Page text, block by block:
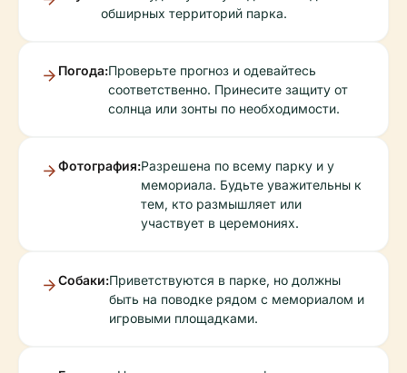
обширных территорий парка.
Погода:Проверьте прогноз и одевайтесь
соответственно. Принесите защиту от
солнца или зонты по необходимости.
Фотография:Разрешена по всему парку и у
мемориала. Будьте уважительны к
тем, кто размышляет или
участвует в церемониях.
Собаки:Приветствуются в парке, но должны
быть на поводке рядом с мемориалом и
игровыми площадками.